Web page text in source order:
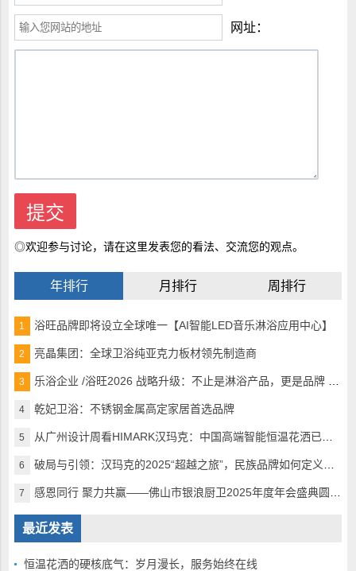
网址：
◎欢迎参与讨论，请在这里发表您的看法、交流您的观点。
年排行 月排行 周排行
1 浴旺品牌即将设立全球唯一【AI智能LED音乐淋浴应用中心】
2 亮晶集团：全球卫浴纯亚克力板材领先制造商
3 乐浴企业 /浴旺2026 战略升级：不止是淋浴产品，更是品牌 + 生活方式的引领者
4 乾妃卫浴：不锈钢金属高定家居首选品牌
5 从广州设计周看HIMARK汉玛克：中国高端智能恒温花洒已完美超越
6 破局与引领：汉玛克的2025“超越之旅”，民族品牌如何定义全球高奢沐浴
7 感恩同行 聚力共赢——佛山市银浪厨卫2025年度年会盛典圆满落幕
最近发表
恒温花洒的硬核底气：岁月漫长，服务始终在线